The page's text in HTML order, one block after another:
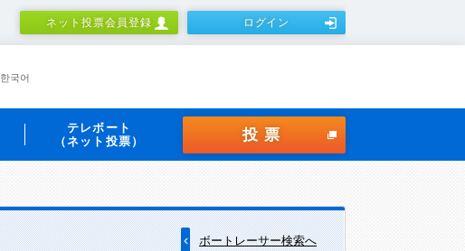
ネット投票会員登録 ログイン
한국어
テレボート
（ネット投票）
投票
ボートレーサー検索へ